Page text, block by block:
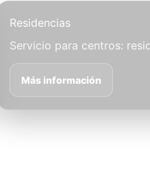
Residencias
Servicio para centros:
Más información